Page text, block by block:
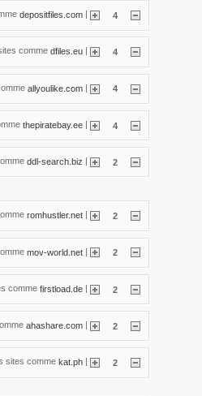
depositfiles.com | 4
comme dfiles.eu 4
allyoulike.com | 4
thepiratebay.ee | 4
ddl-search.biz | 2
romhustler.net 2
mov-world.net | 2
comme firstload.de | 2
ahashare.com | 2
sites comme kat.ph 2